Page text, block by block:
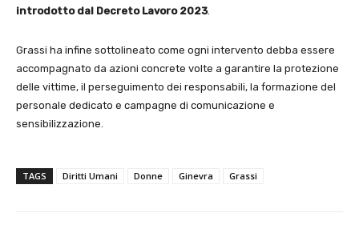
introdotto dal Decreto Lavoro 2023.
Grassi ha infine sottolineato come ogni intervento debba essere
accompagnato da azioni concrete volte a garantire la protezione
delle vittime, il perseguimento dei responsabili, la formazione del
personale dedicato e campagne di comunicazione e
sensibilizzazione.
TAGS Diritti Umani Donne Ginevra Grassi